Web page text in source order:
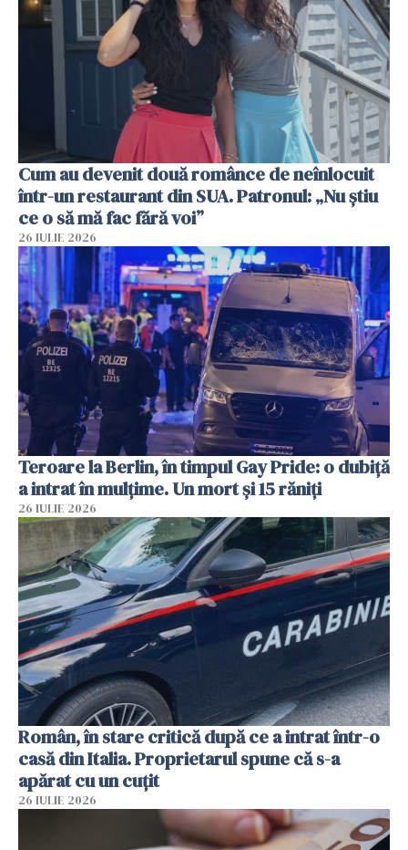
Cum au devenit două românce de neînlocuit
într-un restaurant din SUA. Patronul: „Nu știu
ce o să mă fac fără voi”
26 IULIE 2026
Teroare la Berlin, în timpul Gay Pride: o dubiță
a intrat în mulțime. Un mort și 15 răniți
26 IULIE 2026
Român, în stare critică după ce a intrat într-o
casă din Italia. Proprietarul spune că s-a
apărat cu un cuțit
26 IULIE 2026